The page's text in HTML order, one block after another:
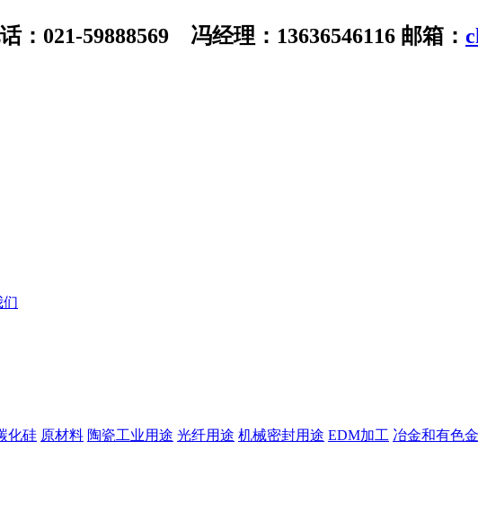
：021-59888569 冯经理：13636546116 邮箱：
们
化硅 原材料 陶瓷工业用途 光纤用途 机械密封用途 EDM加工 冶金和有色